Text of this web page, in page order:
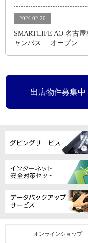
2026.02.20
SMARTLIFE AO 名古
ャンパス オープン
出店物件募集中
オンラインショップ